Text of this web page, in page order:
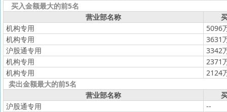
买入金额最大的前5名
营业部名称
机构专用
5096
机构专用
3631
沪股通专用
3342
机构专用
2371
机构专用
2124
卖出金额最大的前5名
营业部名称
沪股通专用
--